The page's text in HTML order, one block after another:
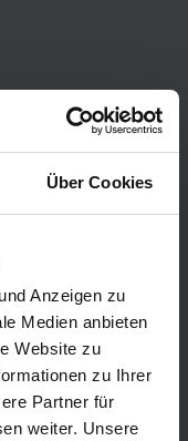
Über Cookies
Anzeigen zu
Medien anbieten
Website zu
zu Ihrer
Partner für
weiter. Unsere